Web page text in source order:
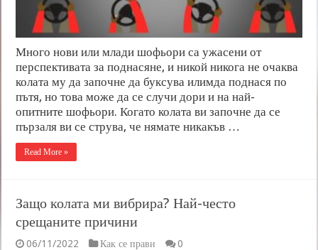
Много нови или млади шофьори са ужасени от
перспективата за поднасяне, и никой никога не очаква
колата му да започне да буксува илимда поднася по
пътя, но това може да се случи дори и на най-
опитните шофьори. Когато колата ви започне да се
пързаля ви се струва, че нямате никакъв …
Read More »
Защо колата ми вибрира? Най-често
срещаните причини
06/11/2022 Как се прави 0